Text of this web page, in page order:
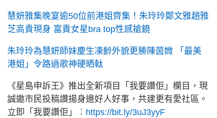
慧妍雅集晚宴逾50位前港姐齊集！朱玲玲鄭文雅趙雅
芝高貴現身 富貴女星bra top性感搶鏡
朱玲玲為慧妍師妹慶生凍齡外貌更勝陳茵媺 「最美
港姐」令路過歌神硬晒軚
《星島申訴王》推出全新項目「我要讚佢」欄目，現
誠邀市民投稿讚揚身邊好人好事，共建更有愛社區。
立即「我要讚佢」︰ https://bit.ly/3uJ3yyF